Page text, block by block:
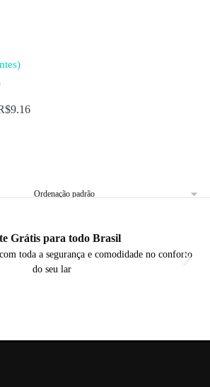
9.16
Grátis para todo Brasil
toda a segurança e comodidade no conforto
do seu lar